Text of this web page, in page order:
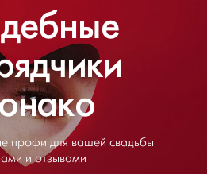
профи для вашей свадьбы
и отзывами